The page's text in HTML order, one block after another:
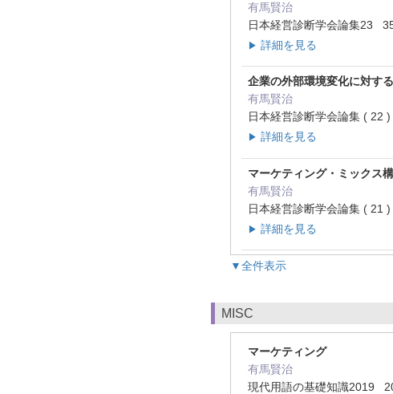
有馬賢治
日本経営診断学会論集23
▶ 詳細を見る
企業の外部環境変化に対す
有馬賢治
日本経営診断学会論集 ( 22
▶ 詳細を見る
マーケティング・ミックス
有馬賢治
日本経営診断学会論集 ( 21
▶ 詳細を見る
▼全件表示
MISC
マーケティング
有馬賢治
現代用語の基礎知識2019